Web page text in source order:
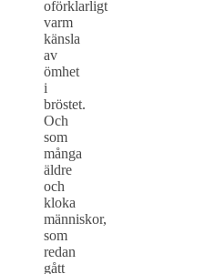
oförklarligt
varm
känsla
av
ömhet
i
bröstet.
Och
som
många
äldre
och
kloka
människor,
som
redan
gått